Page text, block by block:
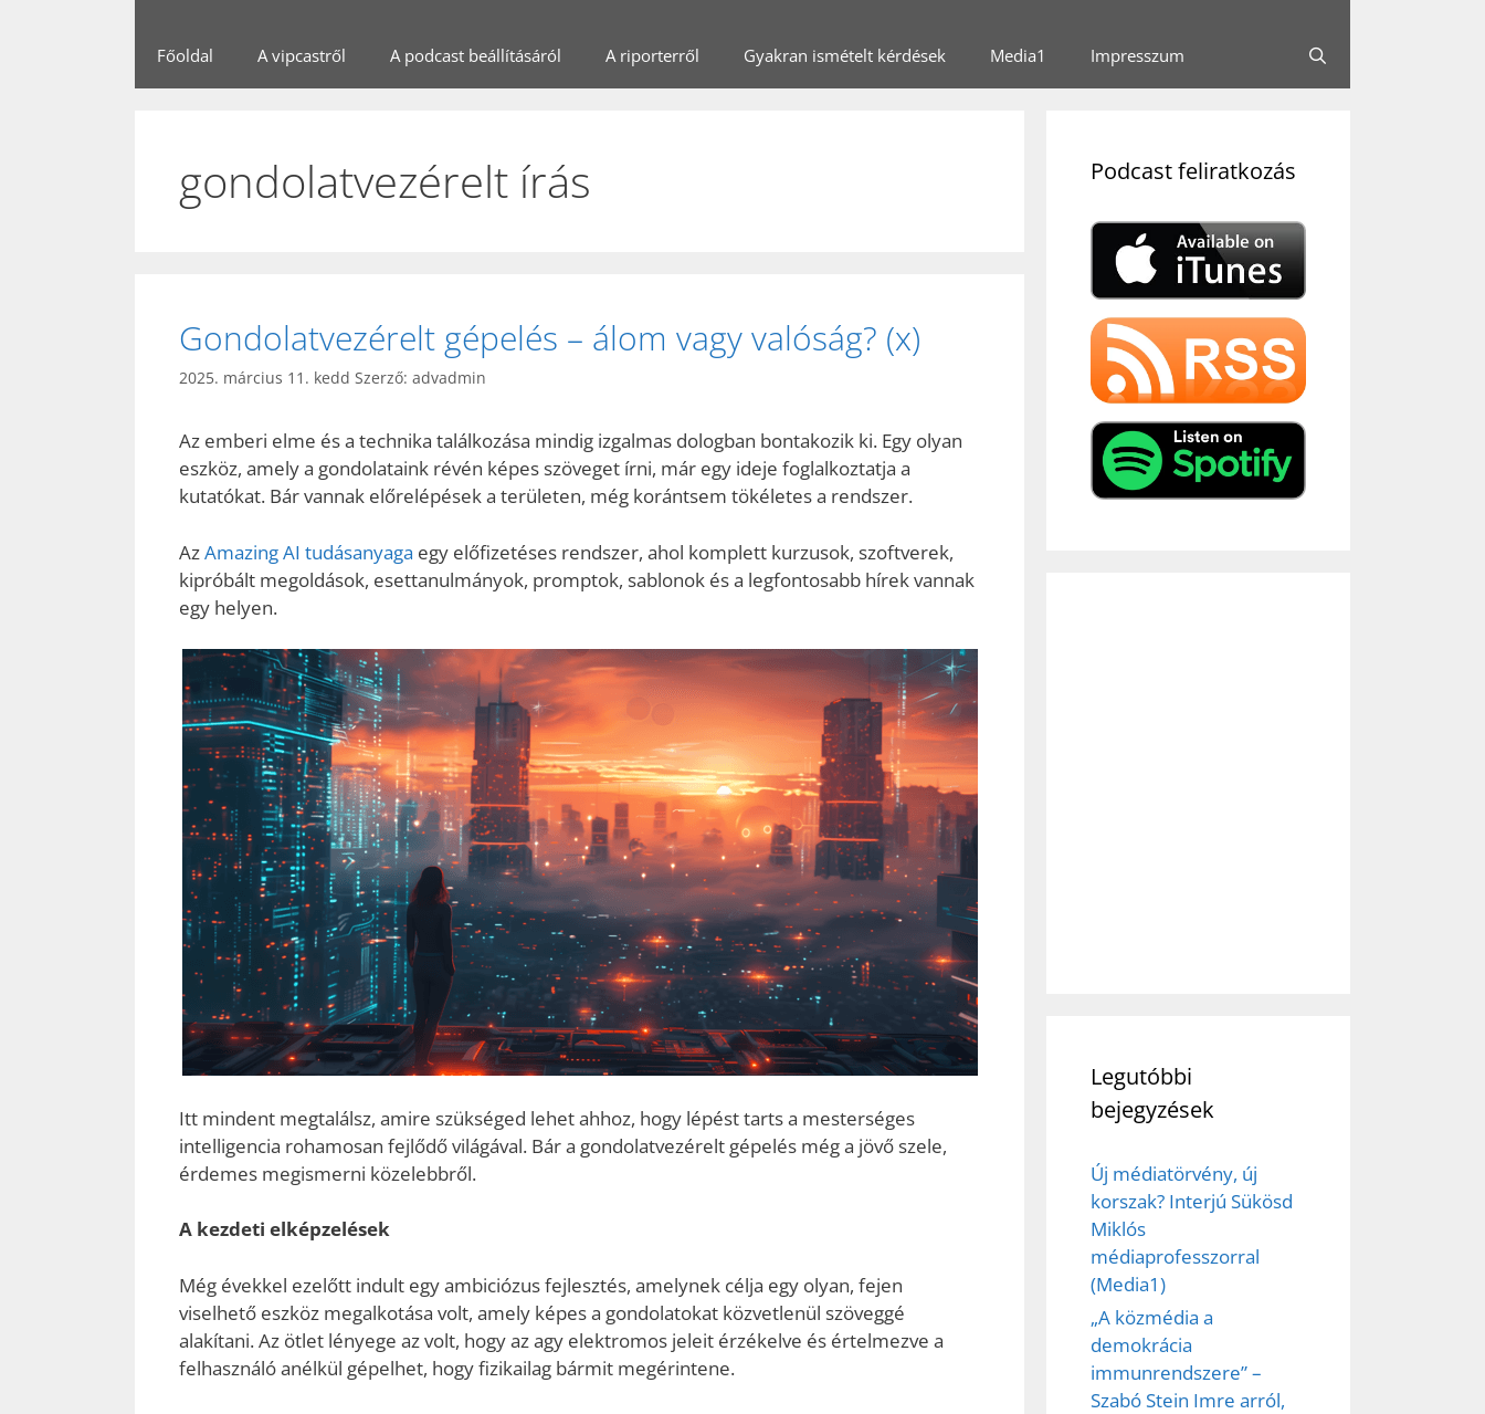
Főoldal A vipcastről A podcast beállításáról A riporterről Gyakran ismételt kérdések Media1 Impresszum
gondolatvezérelt írás
Gondolatvezérelt gépelés – álom vagy valóság? (x)
2025. március 11. kedd Szerző: advadmin
Az emberi elme és a technika találkozása mindig izgalmas dologban bontakozik ki. Egy olyan
eszköz, amely a gondolataink révén képes szöveget írni, már egy ideje foglalkoztatja a
kutatókat. Bár vannak előrelépések a területen, még korántsem tökéletes a rendszer.
AzAmazing AI tudásanyaga egy előfizetéses rendszer, ahol komplett kurzusok, szoftverek,
kipróbált megoldások, esettanulmányok, promptok, sablonok és a legfontosabb hírek vannak
egy helyen.
Itt mindent megtalálsz, amire szükséged lehet ahhoz, hogy lépést tarts a mesterséges
intelligencia rohamosan fejlődő világával. Bár a gondolatvezérelt gépelés még a jövő szele,
érdemes megismerni közelebbről.
A kezdeti elképzelések
Még évekkel ezelőtt indult egy ambiciózus fejlesztés, amelynek célja egy olyan, fejen
viselhető eszköz megalkotása volt, amely képes a gondolatokat közvetlenül szöveggé
alakítani. Az ötlet lényege az volt, hogy az agy elektromos jeleit érzékelve és értelmezve a
felhasználó anélkül gépelhet, hogy fizikailag bármit megérintene.
Podcast feliratkozás
Legutóbbi
bejegyzések
Új médiatörvény, új
korszak? Interjú Sükösd
Miklós
médiaprofesszorral
(Media1)
„A közmédia a
demokrácia
immunrendszere” –
Szabó Stein Imre arról,